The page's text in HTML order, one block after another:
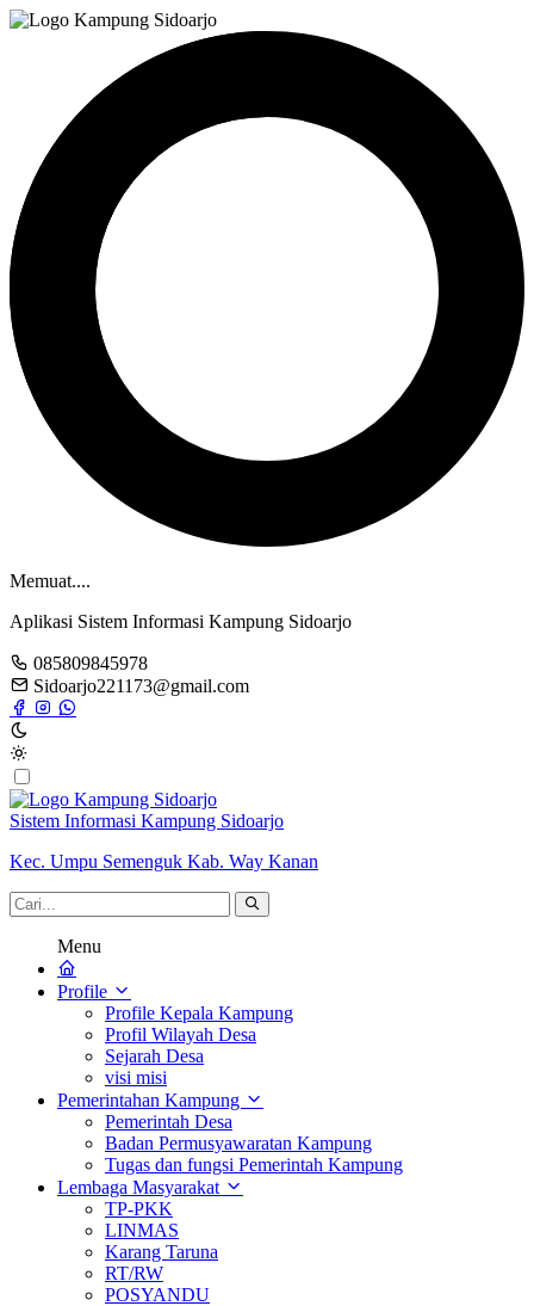
Memuat....
Aplikasi Sistem Informasi Kampung Sidoarjo
085809845978
Sidoarjo221173@gmail.com
Sistem Informasi Kampung Sidoarjo
Kec. Umpu Semenguk Kab. Way Kanan
Menu
Profile
Profile Kepala Kampung
Profil Wilayah Desa
Sejarah Desa
visi misi
Pemerintahan Kampung
Pemerintah Desa
Badan Permusyawaratan Kampung
Tugas dan fungsi Pemerintah Kampung
Lembaga Masyarakat
TP-PKK
LINMAS
Karang Taruna
RT/RW
POSYANDU